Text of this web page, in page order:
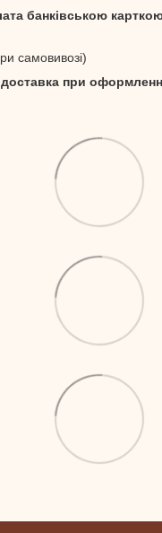
банківською
самовивозі)
при